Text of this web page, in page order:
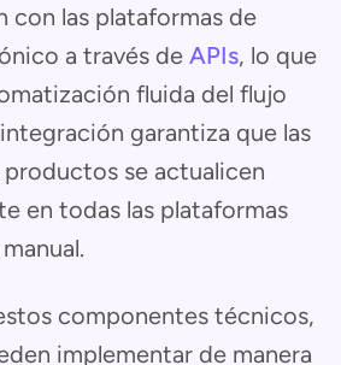
con las plataformas de
a través de APIs, lo que
fluida del flujo
garantiza que las
productos se actualicen
en todas las plataformas
componentes técnicos,
implementar de manera